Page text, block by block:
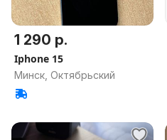
1 290 р.
Iphone 15
Минск, Октябрьский